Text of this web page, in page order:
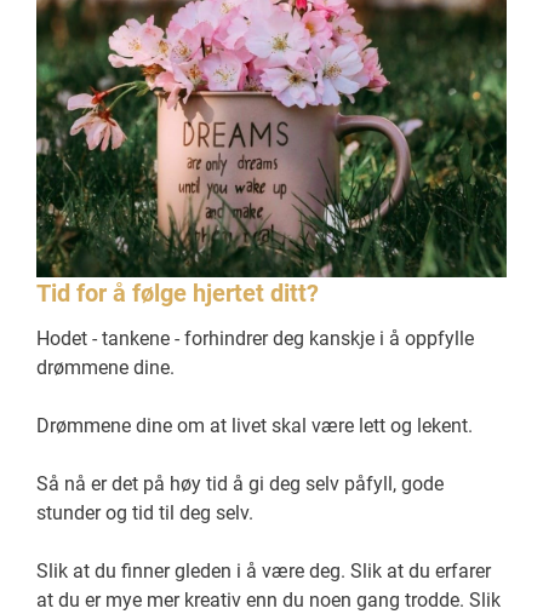
Tid for å følge hjertet ditt?
Hodet - tankene - forhindrer deg kanskje i å oppfylle
drømmene dine.
Drømmene dine om at livet skal være lett og lekent.
Så nå er det på høy tid å gi deg selv påfyll, gode
stunder og tid til deg selv.
Slik at du finner gleden i å være deg. Slik at du erfarer
at du er mye mer kreativ enn du noen gang trodde. Slik